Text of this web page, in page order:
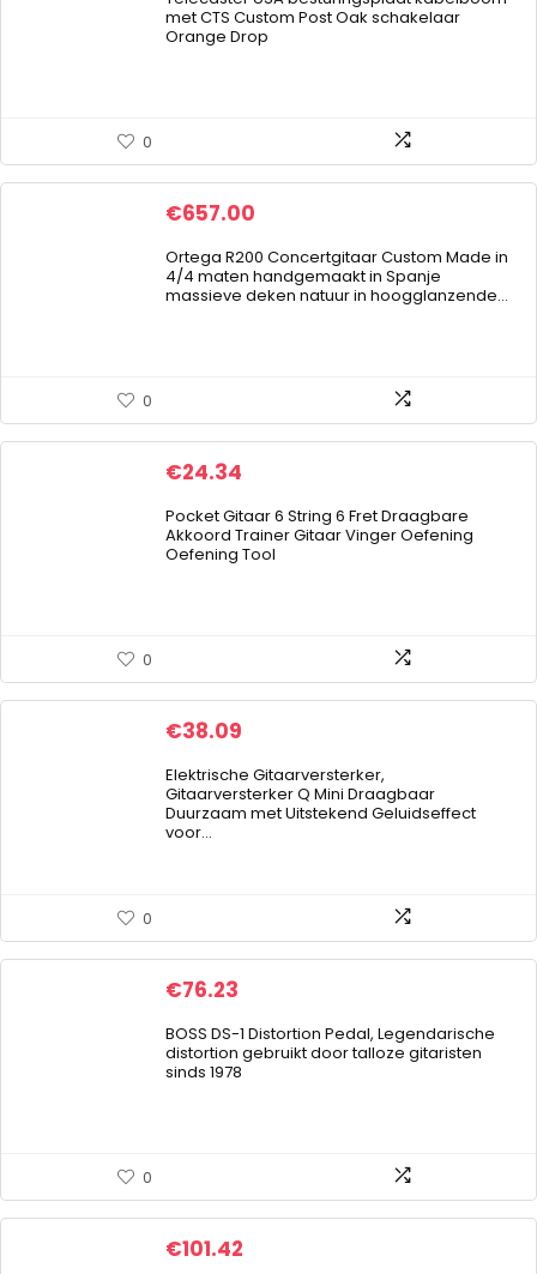
met CTS Custom Post Oak schakelaar
Orange Drop
0
€657.00
Ortega R200 Concertgitaar Custom Made in
4/4 maten handgemaakt in Spanje
massieve deken natuur in hoogglanzende…
0
€24.34
Pocket Gitaar 6 String 6 Fret Draagbare
Akkoord Trainer Gitaar Vinger Oefening
Oefening Tool
0
€38.09
Elektrische Gitaarversterker,
Gitaarversterker Q Mini Draagbaar
Duurzaam met Uitstekend Geluidseffect
voor…
0
€76.23
BOSS DS-1 Distortion Pedal, Legendarische
distortion gebruikt door talloze gitaristen
sinds 1978
0
€101.42